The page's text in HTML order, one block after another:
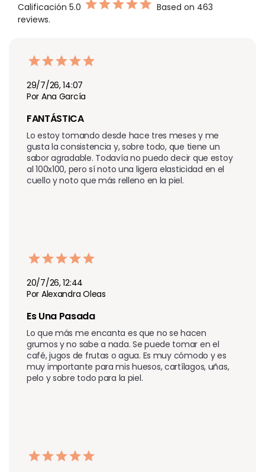
Calificación 5.0
Based on 463
reviews.
29/7/26, 14:07
Por Ana García
FANTÁSTICA
Lo estoy tomando desde hace tres meses y me
gusta la consistencia y, sobre todo, que tiene un
sabor agradable. Todavía no puedo decir que estoy
al 100x100, pero sí noto una ligera elasticidad en el
cuello y noto que más relleno en la piel.
20/7/26, 12:44
Por Alexandra Oleas
Es Una Pasada
Lo que más me encanta es que no se hacen
grumos y no sabe a nada. Se puede tomar en el
café, jugos de frutas o agua. Es muy cómodo y es
muy importante para mis huesos, cartílagos, uñas,
pelo y sobre todo para la piel.